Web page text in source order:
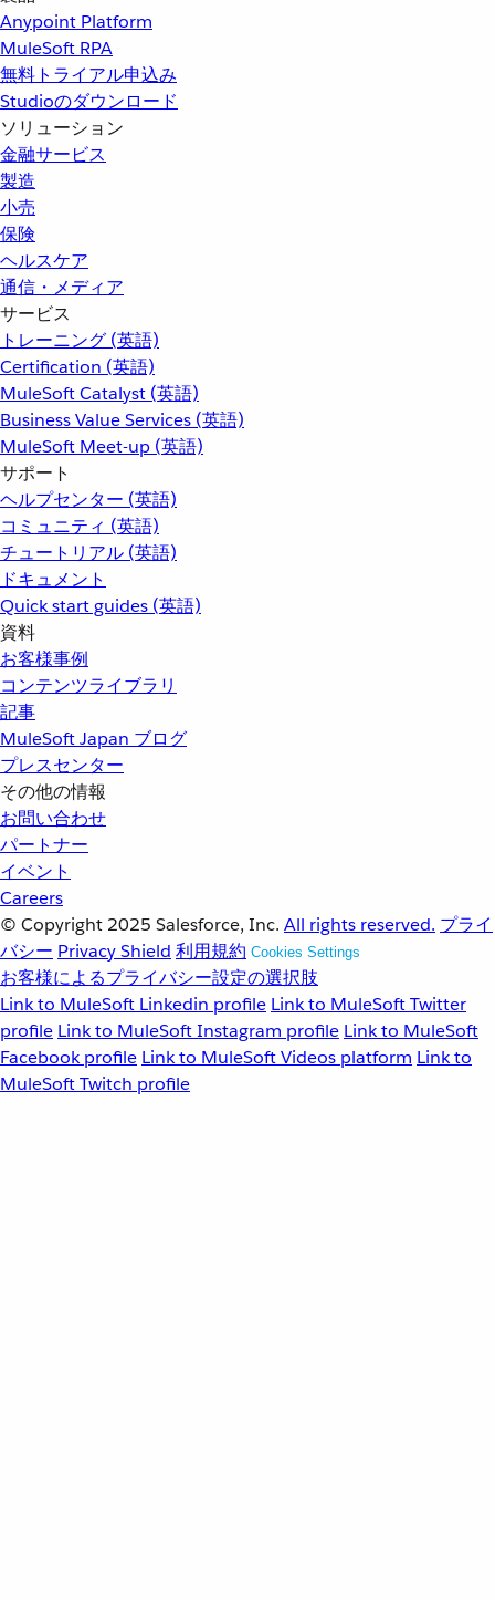
Anypoint Platform
MuleSoft RPA
無料トライアル申込み
Studioのダウンロード
ソリューション
金融サービス
製造
小売
保険
ヘルスケア
通信・メディア
サービス
トレーニング (英語)
Certification (英語)
MuleSoft Catalyst (英語)
Business Value Services (英語)
MuleSoft Meet-up (英語)
サポート
ヘルプセンター (英語)
コミュニティ (英語)
チュートリアル (英語)
ドキュメント
Quick start guides (英語)
資料
お客様事例
コンテンツライブラリ
記事
MuleSoft Japan ブログ
プレスセンター
その他の情報
お問い合わせ
パートナー
イベント
Careers
© Copyright 2025 Salesforce, Inc. All rights reserved. プライ
バシー Privacy Shield 利用規約 Cookies Settings
お客様によるプライバシー設定の選択肢
Link to MuleSoft Linkedin profile Link to MuleSoft Twitter
profile Link to MuleSoft Instagram profile Link to MuleSoft
Facebook profile Link to MuleSoft Videos platform Link to
MuleSoft Twitch profile